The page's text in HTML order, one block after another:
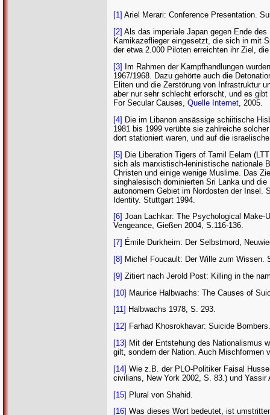
[1] Ariel Merari: Conference Presentation.
[2] Als das imperiale Japan gegen Ende
Kamikazeflieger eingesetzt, die sich in mit
der etwa 2.000 Piloten erreichten ihr Ziel,
[3]
Im Rahmen der Kampfhandlungen
1967/1968. Dazu gehörte auch die
Eliten und die Zerstörung von Infrastruktur
aber nur sehr schlecht erforscht, und es
For Secular Causes, Quelle Internet, 2005.
[4] Die im Libanon ansässige schiitische
1981 bis 1999 verübte sie zahlreiche
dort stationiert waren, und auf die
[5] Die Liberation Tigers of Tamil Eelam
sich als marxistisch-leninistische nationale
Christen und einige wenige Muslime. Das
singhalesisch dominierten Sri Lanka und
autonomem Gebiet im Nordosten der Insel.
Identity. Stuttgart 1994.
[6] Joan Lachkar: The Psychological Make-
Vengeance, Gießen 2004, S.116-136.
[7] Émile Durkheim: Der Selbstmord,
[8] Michel Foucault: Der Wille zum
[9] Zitiert nach Jerold Post: Killing in the
[10] Maurice Halbwachs: The Causes of
[11] Halbwachs 1978, S. 293.
[12] Farhad Khosrokhavar: Suicide
[13] Mit der Entstehung des Nationalismus
gilt, sondern der Nation. Auch Mischformen
[14] Wie z.B. der PLO-Politiker Faisal
civilians, New York 2002, S. 83.) und Yassir
[15] Plural von Shahid.
[16] Was dieses Wort bedeutet, ist